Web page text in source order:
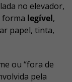
no elevador,
forma legível,
papel, tinta,
ou “fora de
pela